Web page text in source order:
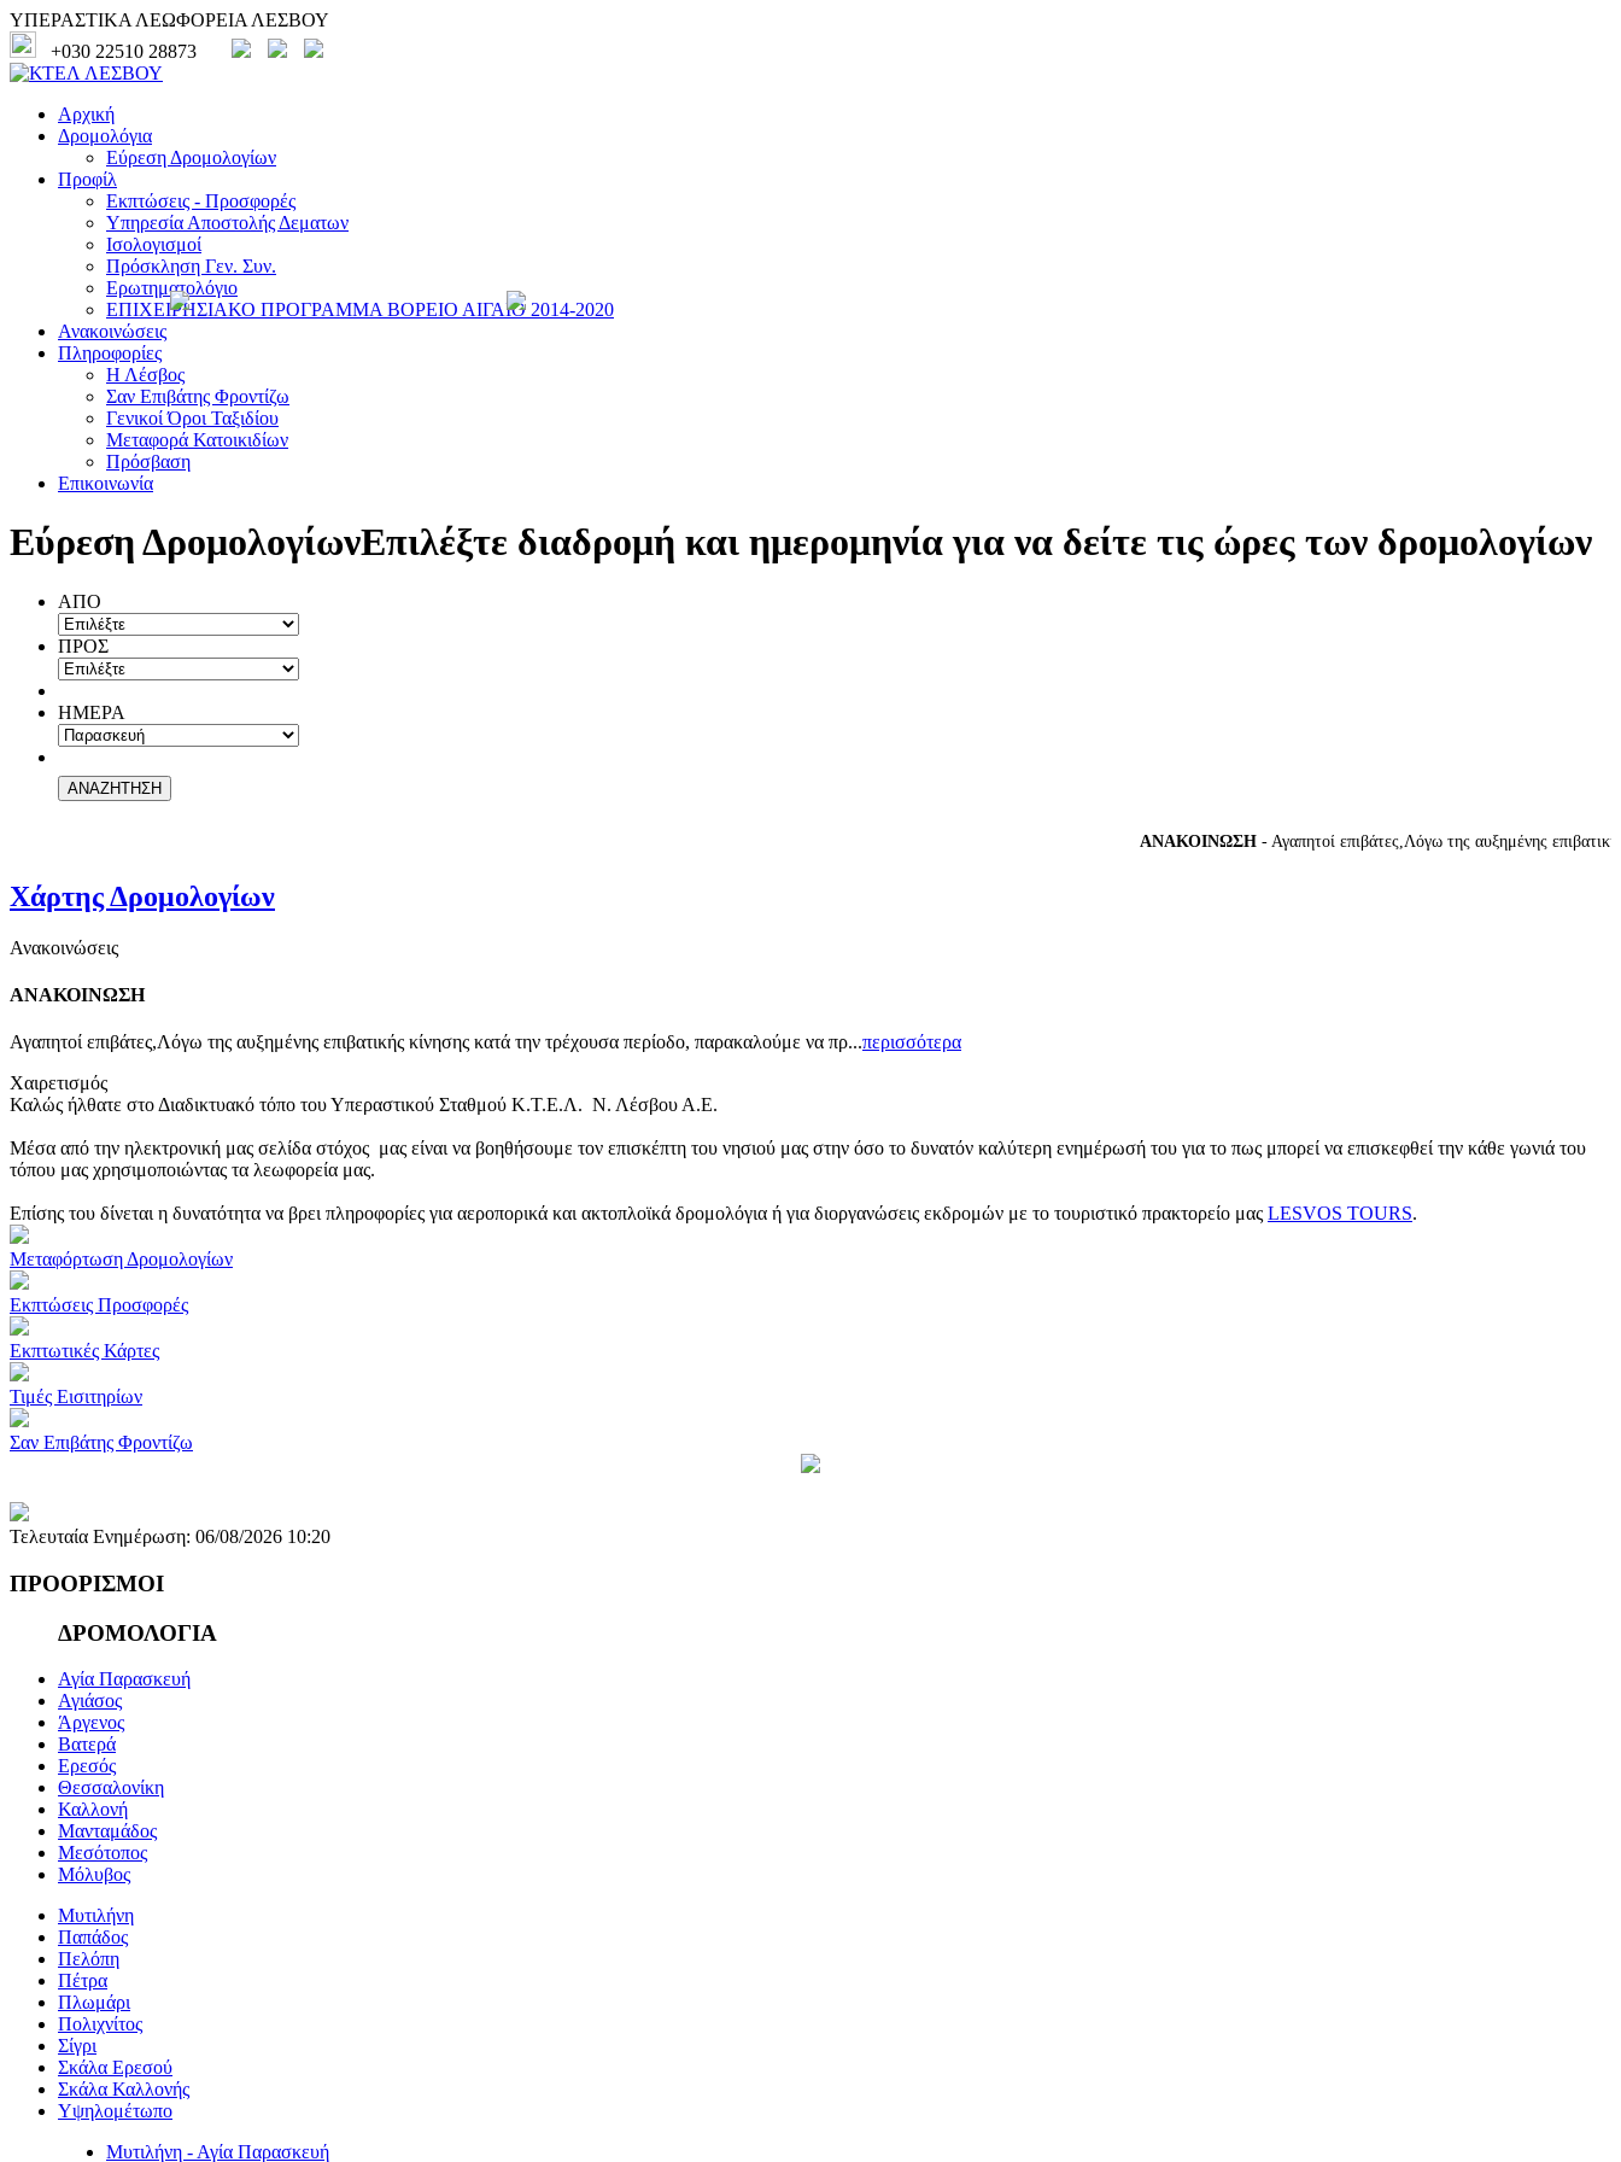
ΥΠΕΡΑΣΤΙΚΑ ΛΕΩΦΟΡΕΙΑ ΛΕΣΒΟΥ
+030 22510 28873
Αρχική
Δρομολόγια
Εύρεση Δρομολογίων
Προφίλ
Εκπτώσεις - Προσφορές
Υπηρεσία Αποστολής Δεματων
Ισολογισμοί
Πρόσκληση Γεν. Συν.
Ερωτηματολόγιο
ΕΠΙΧΕΙΡΗΣΙΑΚΟ ΠΡΟΓΡΑΜΜΑ ΒΟΡΕΙΟ ΑΙΓΑΙΟ 2014-2020
Ανακοινώσεις
Πληροφορίες
Η Λέσβος
Σαν Επιβάτης Φροντίζω
Γενικοί Όροι Ταξιδίου
Μεταφορά Κατοικιδίων
Πρόσβαση
Επικοινωνία
Εύρεση ΔρομολογίωνΕπιλέξτε διαδρομή και ημερομηνία για να δείτε τις ώρες των δρομολογίων
ΑΠΟ
ΠΡΟΣ
ΗΜΕΡΑ
ΑΝΑΚΟΙΝΩΣΗ- Αγαπητοί επιβάτες,Λόγω της αυξημένης επιβατικής
Χάρτης Δρομολογίων
Ανακοινώσεις
ΑΝΑΚΟΙΝΩΣΗ
Αγαπητοί επιβάτες,Λόγω της αυξημένης επιβατικής κίνησης κατά την τρέχουσα περίοδο, παρακαλούμε να πρ...περισσότερα
Χαιρετισμός
Καλώς ήλθατε στο Διαδικτυακό τόπο του Υπεραστικού Σταθμού Κ.Τ.Ε.Λ. Ν. Λέσβου Α.Ε.
Μέσα από την ηλεκτρονική μας σελίδα στόχος μας είναι να βοηθήσουμε τον επισκέπτη του νησιού μας στην όσο το δυνατόν καλύτερη ενημέρωσή του για το πως μπορεί να επισκεφθεί την κάθε γωνιά του
τόπου μας χρησιμοποιώντας τα λεωφορεία μας.
Επίσης του δίνεται η δυνατότητα να βρει πληροφορίες για αεροπορικά και ακτοπλοϊκά δρομολόγια ή για διοργανώσεις εκδρομών με το τουριστικό πρακτορείο μας LESVOS TOURS.
Μεταφόρτωση Δρομολογίων
Εκπτώσεις Προσφορές
Εκπτωτικές Κάρτες
Τιμές Εισιτηρίων
Σαν Επιβάτης Φροντίζω
Τελευταία Ενημέρωση: 06/08/2026 10:20
ΠΡΟΟΡΙΣΜΟΙ
ΔΡΟΜΟΛΟΓΙΑ
Αγία Παρασκευή
Αγιάσος
Άργενος
Βατερά
Ερεσός
Θεσσαλονίκη
Καλλονή
Μανταμάδος
Μεσότοπος
Μόλυβος
Μυτιλήνη
Παπάδος
Πελόπη
Πέτρα
Πλωμάρι
Πολιχνίτος
Σίγρι
Σκάλα Ερεσού
Σκάλα Καλλονής
Υψηλομέτωπο
Μυτιλήνη - Αγία Παρασκευή